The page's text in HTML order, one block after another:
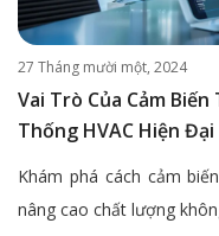
27 Tháng mười một, 2024
Vai Trò Của Cảm
Thống HVAC Hiện Đại
Khám phá cách cảm
nâng cao chất lượng